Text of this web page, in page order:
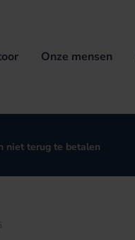
Onze mensen
niet terug te betalen